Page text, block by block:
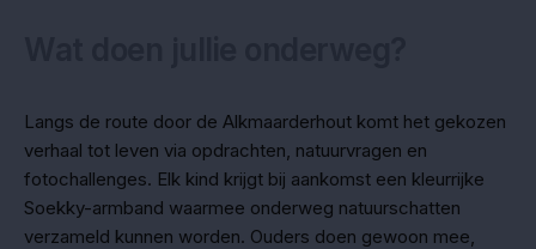
Langs de route door de Alkmaarderhout komt het gekozen
verhaal tot leven via opdrachten, natuurvragen en
fotochallenges. Elk kind krijgt bij aankomst een kleurrijke
Soekky-armband waarmee onderweg natuurschatten
verzameld kunnen worden. Ouders doen gewoon mee,